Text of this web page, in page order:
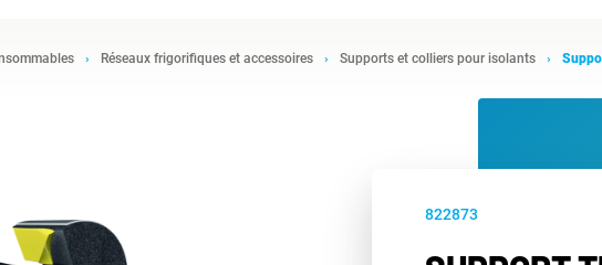
Réseaux frigorifiques et accessoires Supports et colliers pour isolants
822873